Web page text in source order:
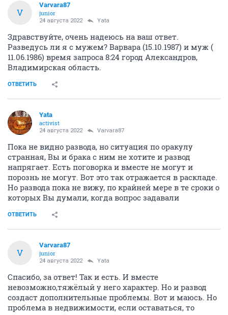
V
Varvara87
junior
24 августа 2022 Yata
Здравствуйте, очень надеюсь на ваш ответ.
Разведусь ли я с мужем? Варвара (15.10.1987) и муж (
11.06.1986) время запроса 8:24 город Александров,
Владимирская область.
ОТВЕТИТЬ
Yata
activist
24 августа 2022 Varvara87
Пока не видно развода, но ситуация по оракулу
странная, Вы и брака с ним не хотите и развод
напрягает. Есть поговорка и вместе не могут и
порознь не могут. Вот это так отражается в раскладе.
Но развода пока не вижу, по крайней мере в те сроки о
которых Вы думали, когда вопрос задавали
ОТВЕТИТЬ
V
Varvara87
junior
24 августа 2022 Yata
Спасибо, за ответ! Так и есть. И вместе
невозможно,тяжёлый у него характер. Но и развод
создаст дополнительные проблемы. Вот и маюсь. Но
проблема в недвижимости, если оставаться, то